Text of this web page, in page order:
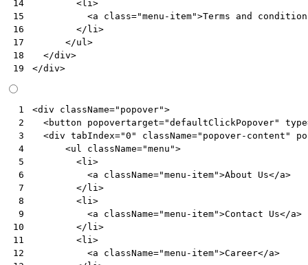
14
15
16
17
18
19
<li >
<a class="menu-item">Terms and
</li >
</ul >
</div>
</div>
1
2
3
4
5
6
7
8
9
10
11
12
<div className="popover">
<button popovertarget="defaultClickPopover" type
<div tabIndex="0" className="popover-content"
<ul className="menu">
<li >
<a className="menu-item">About Us</a>
</li >
<li >
<a className="menu-item">Contact Us</a>
</li >
<li >
<a className="menu-item">Career</a>